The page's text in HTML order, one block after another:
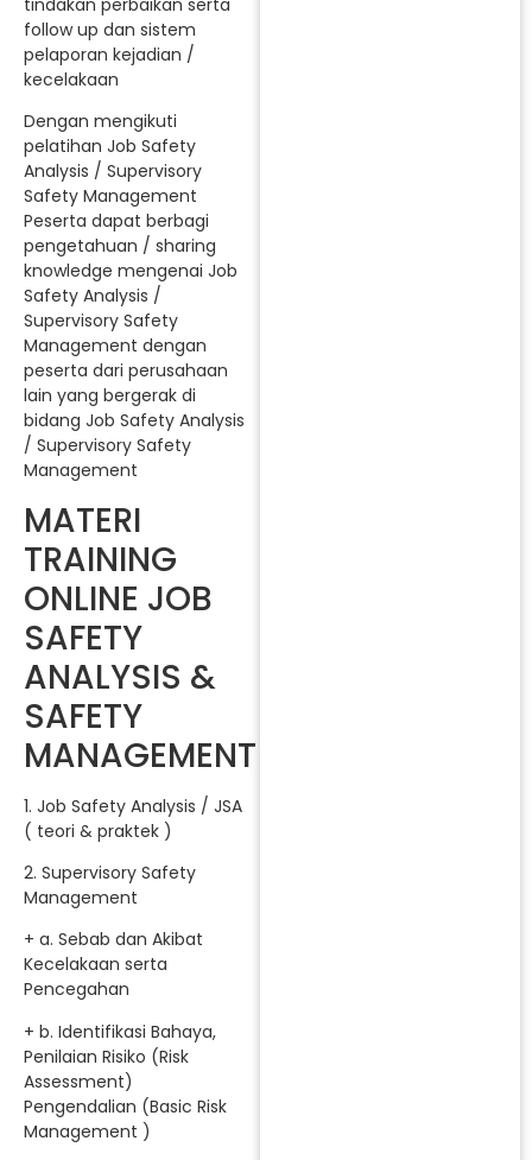
follow up dan sistem
pelaporan kejadian /
kecelakaan
Dengan mengikuti
pelatihan Job Safety
Analysis / Supervisory
Safety Management
Peserta dapat berbagi
pengetahuan / sharing
knowledge mengenai Job
Safety Analysis /
Supervisory Safety
Management dengan
peserta dari perusahaan
lain yang bergerak di
bidang Job Safety Analysis
/ Supervisory Safety
Management
MATERI
TRAINING
ONLINE JOB
SAFETY
ANALYSIS &
SAFETY
MANAGEMENT
1. Job Safety Analysis / JSA
( teori & praktek )
2. Supervisory Safety
Management
+ a. Sebab dan Akibat
Kecelakaan serta
Pencegahan
+ b. Identifikasi Bahaya,
Penilaian Risiko (Risk
Assessment)
Pengendalian (Basic Risk
Management )